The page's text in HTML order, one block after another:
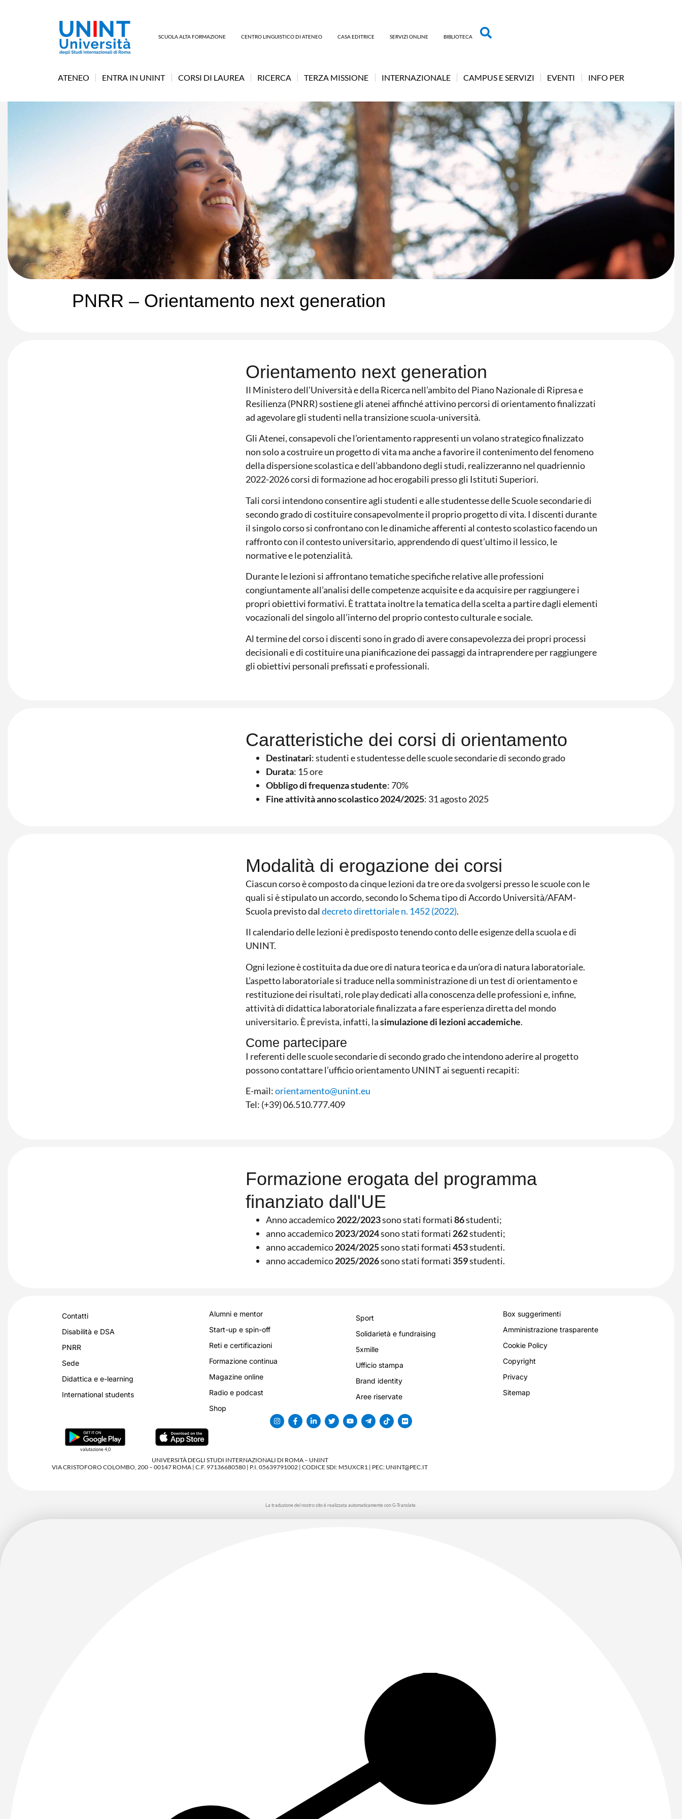
SCUOLA ALTA FORMAZIONE CENTRO LINGUISTICO DI ATENEO CASA EDITRICE SERVIZI ONLINE BIBLIOTECA
ATENEO ENTRA IN UNINT CORSI DI LAUREA RICERCA TERZA MISSIONE INTERNAZIONALE CAMPUS E SERVIZI EVENTI INFO PER
PNRR – Orientamento next generation
Orientamento next generation
Il Ministero dell’Università e della Ricerca nell’ambito del Piano Nazionale di Ripresa e
Resilienza (PNRR) sostiene gli atenei affinché attivino percorsi di orientamento finalizzati
ad agevolare gli studenti nella transizione scuola-università.
Gli Atenei, consapevoli che l’orientamento rappresenti un volano strategico finalizzato
non solo a costruire un progetto di vita ma anche a favorire il contenimento del fenomeno
della dispersione scolastica e dell’abbandono degli studi, realizzeranno nel quadriennio
2022-2026 corsi di formazione ad hoc erogabili presso gli Istituti Superiori.
Tali corsi intendono consentire agli studenti e alle studentesse delle Scuole secondarie di
secondo grado di costituire consapevolmente il proprio progetto di vita. I discenti durante
il singolo corso si confrontano con le dinamiche afferenti al contesto scolastico facendo un
raffronto con il contesto universitario, apprendendo di quest’ultimo il lessico, le
normative e le potenzialità.
Durante le lezioni si affrontano tematiche specifiche relative alle professioni
congiuntamente all’analisi delle competenze acquisite e da acquisire per raggiungere i
propri obiettivi formativi. È trattata inoltre la tematica della scelta a partire dagli elementi
vocazionali del singolo all’interno del proprio contesto culturale e sociale.
Al termine del corso i discenti sono in grado di avere consapevolezza dei propri processi
decisionali e di costituire una pianificazione dei passaggi da intraprendere per raggiungere
gli obiettivi personali prefissati e professionali.
Caratteristiche dei corsi di orientamento
Destinatari: studenti e studentesse delle scuole secondarie di secondo grado
Durata: 15 ore
Obbligo di frequenza studente: 70%
Fine attività anno scolastico 2024/2025: 31 agosto 2025
Modalità di erogazione dei corsi
Ciascun corso è composto da cinque lezioni da tre ore da svolgersi presso le scuole con le
quali si è stipulato un accordo, secondo lo Schema tipo di Accordo Università/AFAM-
Scuola previsto dal decreto direttoriale n. 1452 (2022).
Il calendario delle lezioni è predisposto tenendo conto delle esigenze della scuola e di
UNINT.
Ogni lezione è costituita da due ore di natura teorica e da un’ora di natura laboratoriale.
L’aspetto laboratoriale si traduce nella somministrazione di un test di orientamento e
restituzione dei risultati, role play dedicati alla conoscenza delle professioni e, infine,
attività di didattica laboratoriale finalizzata a fare esperienza diretta del mondo
universitario. È prevista, infatti, lasimulazione di lezioni accademiche.
Come partecipare
I referenti delle scuole secondarie di secondo grado che intendono aderire al progetto
possono contattare l’ufficio orientamento UNINT ai seguenti recapiti:
E-mail:orientamento@unint.eu
Tel: (+39) 06.510.777.409
Formazione erogata del programma
finanziato dall'UE
Anno accademico2022/2023sono stati formati86studenti;
anno accademico2023/2024sono stati formati 262studenti;
anno accademico2024/2025sono stati formati453studenti.
anno accademico2025/2026sono stati formati 359studenti.
Contatti
Disabilità e DSA
PNRR
Sede
Didattica e e-learning
International students
Alumni e mentor
Start-up e spin-off
Reti e certificazioni
Formazione continua
Magazine online
Radio e podcast
Shop
Sport
Solidarietà e fundraising
5xmille
Ufficio stampa
Brand identity
Aree riservate
Box suggerimenti
Amministrazione trasparente
Cookie Policy
Copyright
Privacy
Sitemap
valutazione 4,0
UNIVERSITÀ DEGLI STUDI INTERNAZIONALI DI ROMA – UNINT
VIA CRISTOFORO COLOMBO, 200 – 00147 ROMA | C.F. 97136680580 | P.I. 05639791002 | CODICE SDI: M5UXCR1 | PEC: UNINT@PEC.IT
La traduzione del nostro sito è realizzata automaticamente con G-Translate.